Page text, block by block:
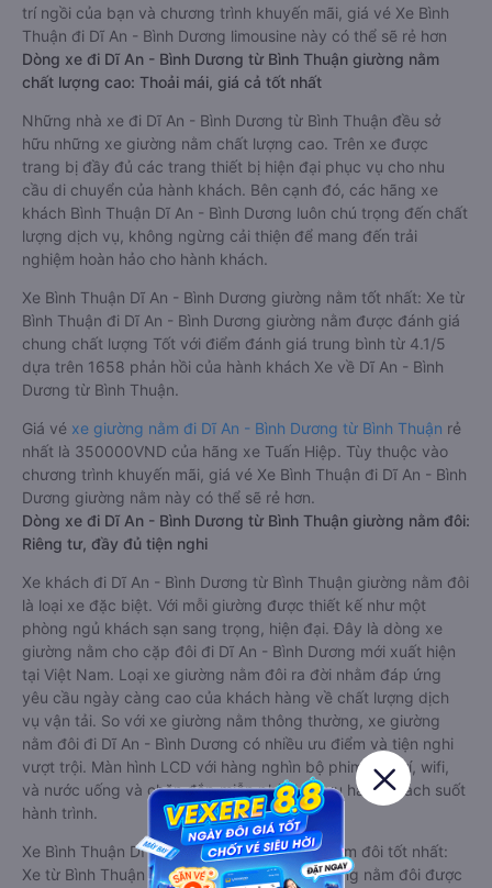
trí ngồi của bạn và chương trình khuyến mãi, giá vé Xe Bình
Thuận đi Dĩ An - Bình Dương limousine này có thể sẽ rẻ hơn
Dòng xe đi Dĩ An - Bình Dương từ Bình Thuận giường nằm
chất lượng cao: Thoải mái, giá cả tốt nhất
Những nhà xe đi Dĩ An - Bình Dương từ Bình Thuận đều sở
hữu những xe giường nằm chất lượng cao. Trên xe được
trang bị đầy đủ các trang thiết bị hiện đại phục vụ cho nhu
cầu di chuyển của hành khách. Bên cạnh đó, các hãng xe
khách Bình Thuận Dĩ An - Bình Dương luôn chú trọng đến chất
lượng dịch vụ, không ngừng cải thiện để mang đến trải
nghiệm hoàn hảo cho hành khách.
Xe Bình Thuận Dĩ An - Bình Dương giường nằm tốt nhất: Xe từ
Bình Thuận đi Dĩ An - Bình Dương giường nằm được đánh giá
chung chất lượng Tốt với điểm đánh giá trung bình từ 4.1/5
dựa trên 1658 phản hồi của hành khách Xe về Dĩ An - Bình
Dương từ Bình Thuận.
Giá vé xe giường nằm đi Dĩ An - Bình Dương từ Bình Thuận rẻ
nhất là 350000VND của hãng xe Tuấn Hiệp. Tùy thuộc vào
chương trình khuyến mãi, giá vé Xe Bình Thuận đi Dĩ An - Bình
Dương giường nằm này có thể sẽ rẻ hơn.
Dòng xe đi Dĩ An - Bình Dương từ Bình Thuận giường nằm đôi:
Riêng tư, đầy đủ tiện nghi
Xe khách đi Dĩ An - Bình Dương từ Bình Thuận giường nằm đôi
là loại xe đặc biệt. Với mỗi giường được thiết kế như một
phòng ngủ khách sạn sang trọng, hiện đại. Đây là dòng xe
giường nằm cho cặp đôi đi Dĩ An - Bình Dương mới xuất hiện
tại Việt Nam. Loại xe giường nằm đôi ra đời nhằm đáp ứng
yêu cầu ngày càng cao của khách hàng về chất lượng dịch
vụ vận tải. So với xe giường nằm thông thường, xe giường
nằm đôi đi Dĩ An - Bình Dương có nhiều ưu điểm và tiện nghi
vượt trội. Màn hình LCD với hàng nghìn bộ phim giải trí, wifi,
và nước uống và chăn đắp miễn phí phục vụ hành khách suốt
hành trình.
Xe Bình Thuận Dĩ An - Bình Dương giường nằm đôi tốt nhất:
Xe từ Bình Thuận đi Dĩ An - Bình Dương giường nằm đôi được